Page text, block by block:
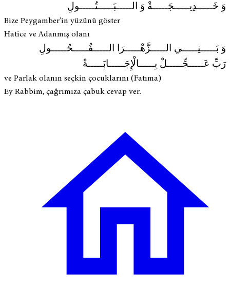
وَ خَـــــدِيـــــجَـــــةْ وَ الـــــبَـــــتُـــــولِ
Bize Peygamber'in yüzünü göster
Hatice ve Adanmış olanı
وَ بَـــــنِـــــي الـــــزَّهْـــــرَا الـــــفُـــــحُـــــولِ
رَبِّ عَـــــجِّـــــلْ بِـــــالْإِجَـــــابَـــــةْ
ve Parlak olanın seçkin çocuklarını (Fatıma)
Ey Rabbim, çağrımıza çabuk cevap ver.